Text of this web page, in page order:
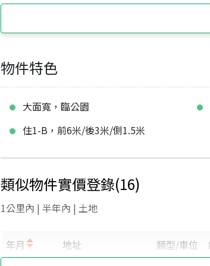
物件特色
大面寬，臨公園
住1-B，前6米/後3米/側1.5米
類似物件實價登錄(16)
1公里內 | 半年內 | 土地